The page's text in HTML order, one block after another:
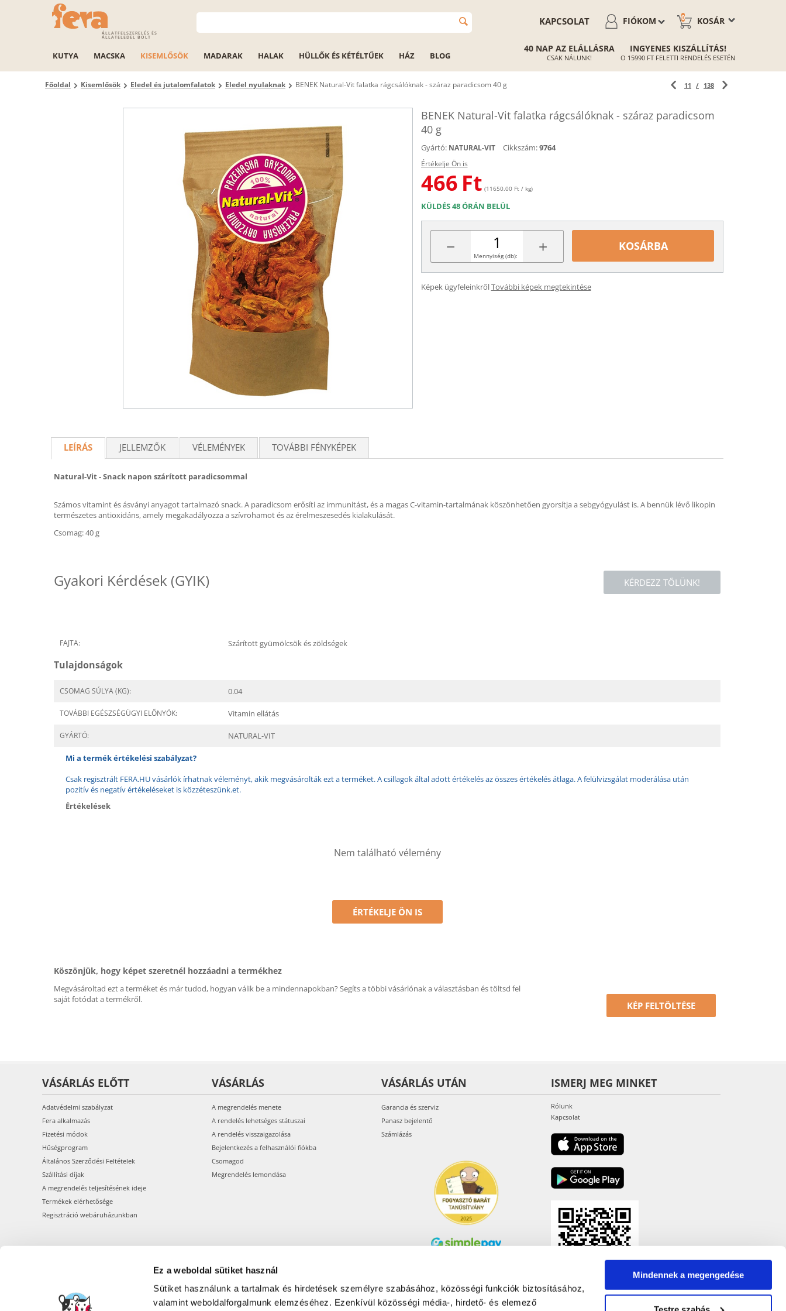
Ez a weboldal sütiket használ
Sütiket használunk a tartalmak és hirdetések személyre szabásához, közösségi funkciók biztosításához,
valamint weboldalforgalmunk elemzéséhez. Ezenkívül közösségi média-, hirdető- és elemező
Mindennek a megengedése
ÁLLATFELSZERELÉS ÉS
ÁLLATELEDEL BOLT
KOSÁR
0
FIÓKOM
KAPCSOLAT
KUTYA MACSKA KISEMLŐSÖK MADARAK HALAK HÜLLŐK ÉS KÉTÉLTŰEK HÁZ BLOG
40 NAP AZ ELÁLLÁSRA
CSAK NÁLUNK!
INGYENES KISZÁLLÍTÁS!
O 15990 FT FELETTI RENDELÉS ESETÉN
Főoldal Kisemlősök Eledel és jutalomfalatok Eledel nyulaknak BENEK Natural-Vit falatka rágcsálóknak - száraz paradicsom 40 g 11 / 138
BENEK Natural-Vit falatka rágcsálóknak - száraz paradicsom
40 g
Gyártó: NATURAL-VIT Cikkszám:9764
Értékelje Ön is
466 Ft (11650.00 Ft / kg)
KÜLDÉS 48 ÓRÁN BELÜL
− +
Mennyiség (db):
KOSÁRBA
Képek ügyfeleinkrőlTovábbi képek megtekintése
LEÍRÁS JELLEMZŐK VÉLEMÉNYEK TOVÁBBI FÉNYKÉPEK
Natural-Vit - Snack napon szárított paradicsommal
Számos vitamint és ásványi anyagot tartalmazó snack. A paradicsom erősíti az immunitást, és a magas C-vitamin-tartalmának köszönhetően gyorsítja a sebgyógyulást is. A bennük lévő likopin
természetes antioxidáns, amely megakadályozza a szívrohamot és az érelmeszesedés kialakulását.
Csomag: 40 g
KÉRDEZZ TŐLÜNK!
Gyakori Kérdések (GYIK)
FAJTA: Szárított gyümölcsök és zöldségek
Tulajdonságok
CSOMAG SÚLYA (KG): 0.04
TOVÁBBI EGÉSZSÉGÜGYI ELŐNYÖK: Vitamin ellátás
GYÁRTÓ: NATURAL-VIT
Mi a termék értékelési szabályzat?
Csak regisztrált FERA.HU vásárlók írhatnak véleményt, akik megvásárolták ezt a terméket. A csillagok által adott értékelés az összes értékelés átlaga. A felülvizsgálat moderálása után
pozitív és negatív értékeléseket is közzéteszünk.et.
Értékelések
Nem található vélemény
ÉRTÉKELJE ÖN IS
Köszönjük, hogy képet szeretnél hozzáadni a termékhez
Megvásároltad ezt a terméket és már tudod, hogyan válik be a mindennapokban? Segíts a többi vásárlónak a választásban és töltsd fel
saját fotódat a termékről.
KÉP FELTÖLTÉSE
VÁSÁRLÁS ELŐTT
Adatvédelmi szabályzat
Fera alkalmazás
Fizetési módok
Hűségprogram
Általános Szerződési Feltételek
Szállítási díjak
A megrendelés teljesítésének ideje
Termékek elérhetősége
Regisztráció webáruházunkban
VÁSÁRLÁS
A megrendelés menete
A rendelés lehetséges státuszai
A rendelés visszaigazolása
Bejelentkezés a felhasználói fiókba
Csomagod
Megrendelés lemondása
VÁSÁRLÁS UTÁN
Garancia és szerviz
Panasz bejelentő
Számlázás
ISMERJ MEG MINKET
Rólunk
Kapcsolat